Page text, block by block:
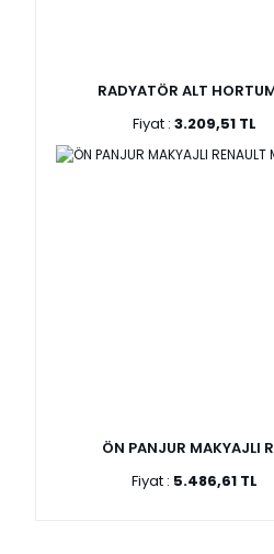
RADYATÖR ALT
Fiyat : 3.209,51 TL
ÖN PANJUR MAKYAJLI
Fiyat : 5.486,61 TL